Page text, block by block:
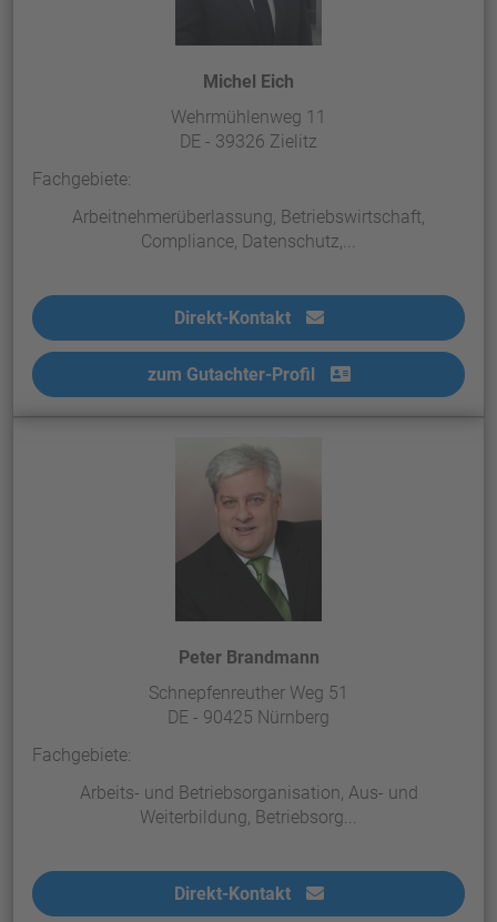
Michel Eich
Wehrmühlenweg 11
DE - 39326 Zielitz
Fachgebiete:
Arbeitnehmerüberlassung, Betriebswirtschaft,
Compliance, Datenschutz,...
Direkt-Kontakt
zum Gutachter-Profil
Peter Brandmann
Schnepfenreuther Weg 51
DE - 90425 Nürnberg
Fachgebiete:
Arbeits- und Betriebsorganisation, Aus- und
Weiterbildung, Betriebsorg...
Direkt-Kontakt